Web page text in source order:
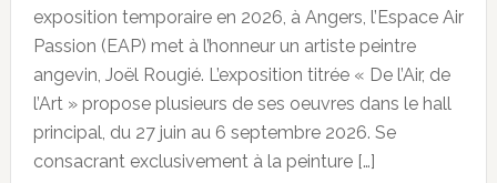
exposition temporaire en 2026, à Angers, l’Espace Air
Passion (EAP) met à l’honneur un artiste peintre
angevin, Joël Rougié. L’exposition titrée « De l’Air, de
l’Art » propose plusieurs de ses oeuvres dans le hall
principal, du 27 juin au 6 septembre 2026. Se
consacrant exclusivement à la peinture […]